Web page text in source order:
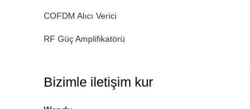
COFDM Alıcı Verici
RF Güç Amplifikatörü
Bizimle iletişim kur